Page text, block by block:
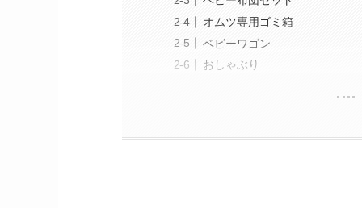
オムツ専用ゴミ箱
ベビーワゴン
おしゃぶり